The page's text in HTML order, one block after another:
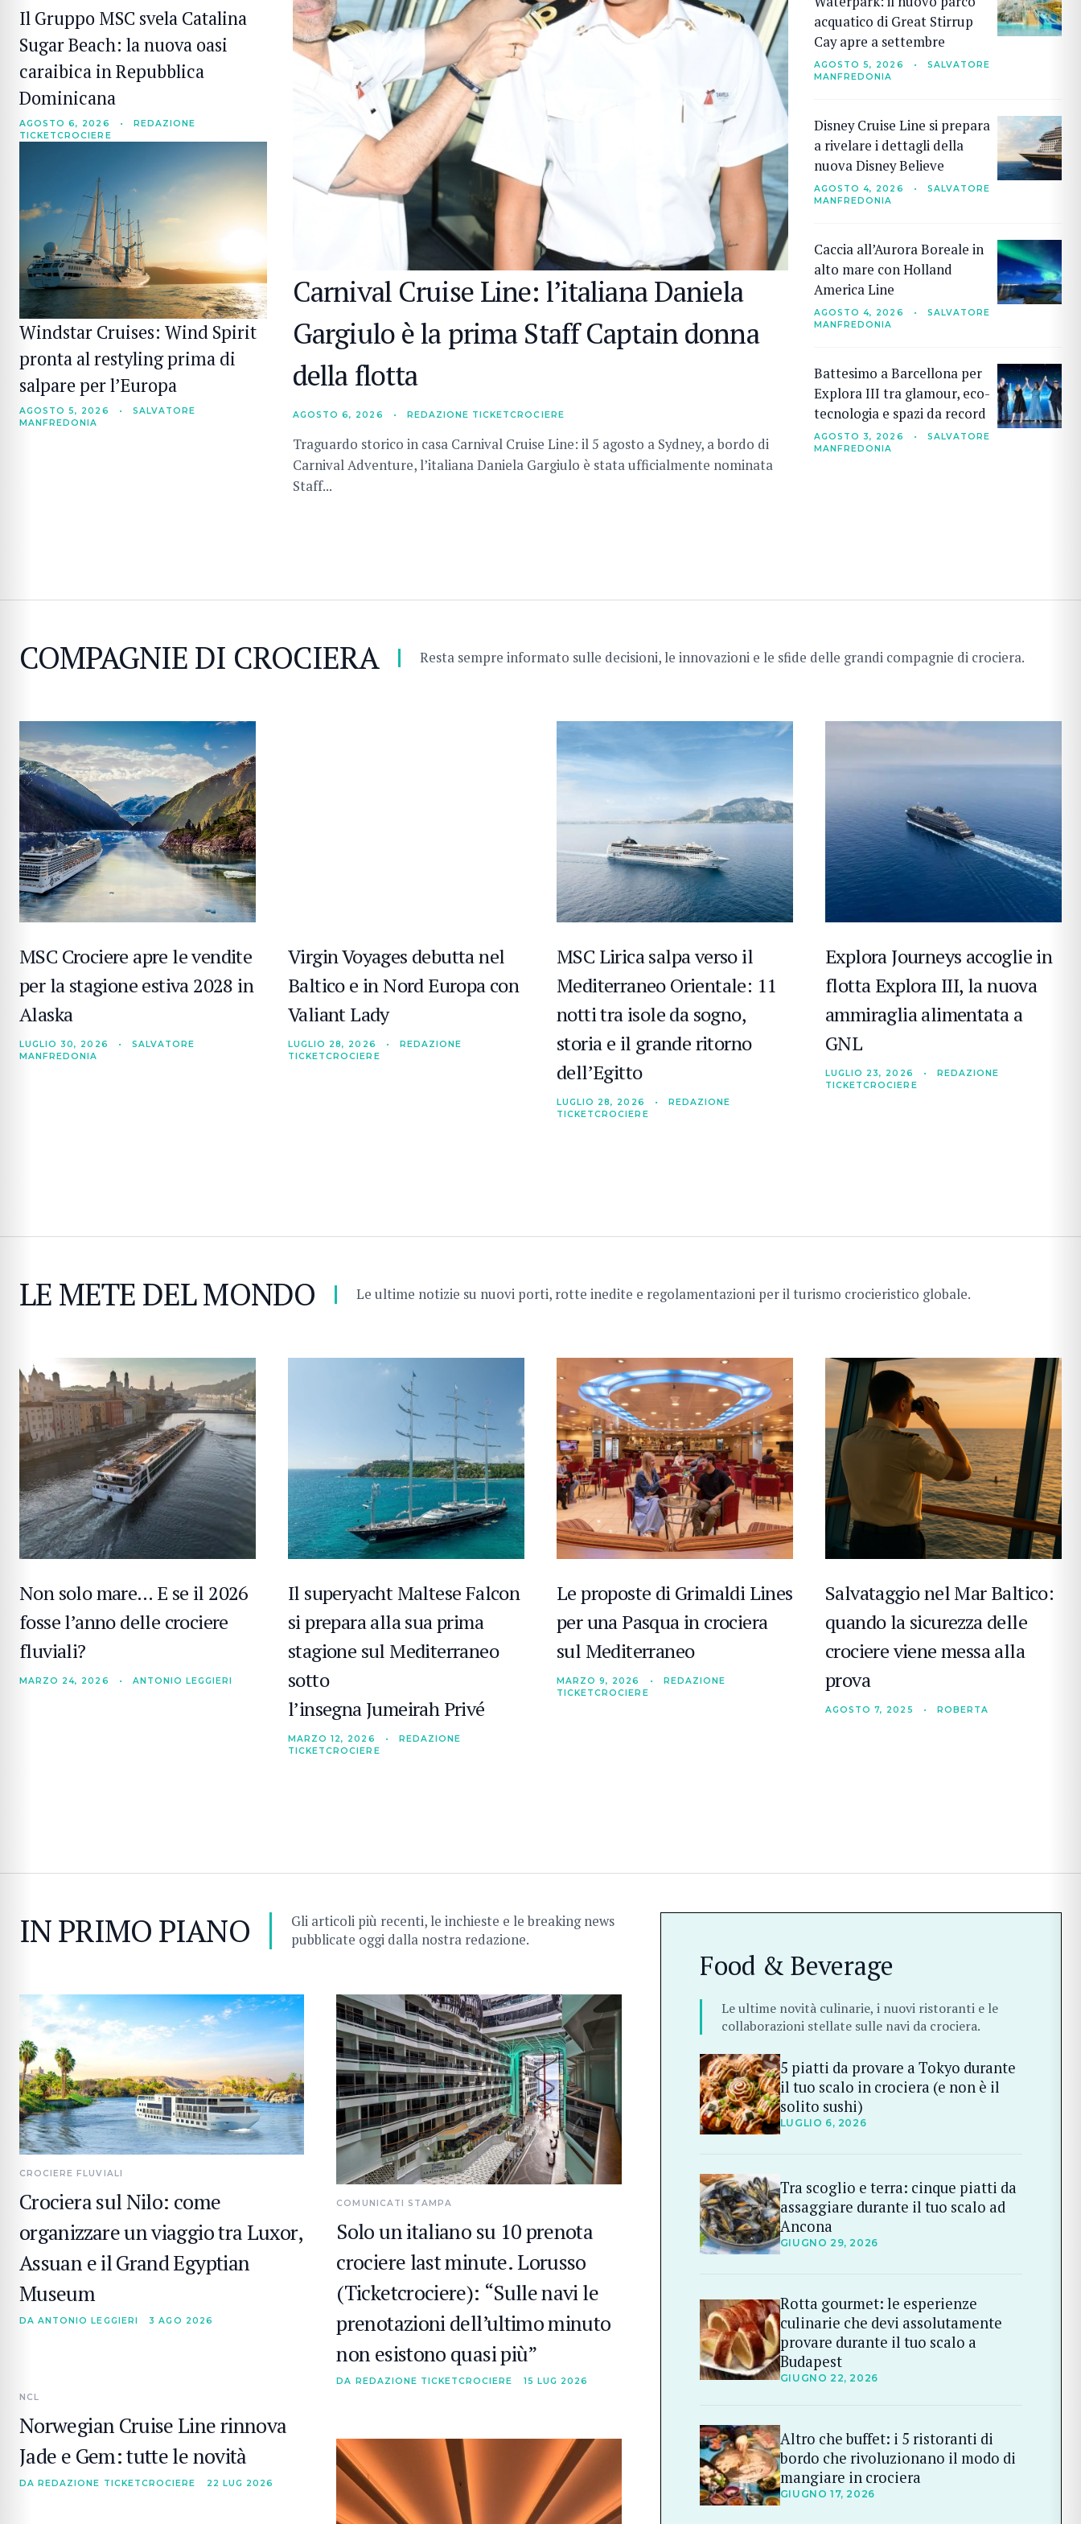
CERCA
Il Gruppo MSC svela Catalina
Sugar Beach: la nuova oasi
caraibica in Repubblica
Dominicana
AGOSTO 6, 2026 •
REDAZIONE
TICKETCROCIERE
Windstar Cruises: Wind Spirit
pronta al restyling prima di
salpare per l’Europa
AGOSTO 5, 2026 •
SALVATORE
MANFREDONIA
Carnival Cruise Line: l’italiana Daniela
Gargiulo è la prima Staff Captain donna
della flotta
AGOSTO 6, 2026 • REDAZIONE TICKETCROCIERE
Traguardo storico in casa Carnival Cruise Line: il 5 agosto a Sydney, a bordo di
Carnival Adventure, l’italiana Daniela Gargiulo è stata ufficialmente nominata
Staff...
acquatico di Great Stirrup
Cay apre a settembre
AGOSTO 5, 2026 •
SALVATORE
MANFREDONIA
Disney Cruise Line si prepara
a rivelare i dettagli della
nuova Disney Believe
AGOSTO 4, 2026 •
SALVATORE
MANFREDONIA
Caccia all’Aurora Boreale in
alto mare con Holland
America Line
AGOSTO 4, 2026 •
SALVATORE
MANFREDONIA
Battesimo a Barcellona per
Explora III tra glamour, eco-
tecnologia e spazi da record
AGOSTO 3, 2026 •
SALVATORE
MANFREDONIA
COMPAGNIE DI CROCIERA Resta sempre informato sulle decisioni, le innovazioni e le sfide delle grandi compagnie di crociera.
MSC Crociere apre le vendite
per la stagione estiva 2028 in
Alaska
LUGLIO 30, 2026 •
SALVATORE
MANFREDONIA
Virgin Voyages debutta nel
Baltico e in Nord Europa con
Valiant Lady
LUGLIO 28, 2026 •
REDAZIONE
TICKETCROCIERE
MSC Lirica salpa verso il
Mediterraneo Orientale: 11
notti tra isole da sogno,
storia e il grande ritorno
dell’Egitto
LUGLIO 28, 2026 •
REDAZIONE
TICKETCROCIERE
Explora Journeys accoglie in
flotta Explora III, la nuova
ammiraglia alimentata a
GNL
LUGLIO 23, 2026 •
REDAZIONE
TICKETCROCIERE
LE METE DEL MONDO Le ultime notizie su nuovi porti, rotte inedite e regolamentazioni per il turismo crocieristico globale.
Non solo mare… E se il 2026
fosse l’anno delle crociere
fluviali?
MARZO 24, 2026 • ANTONIO LEGGIERI
Il superyacht Maltese Falcon
si prepara alla sua prima
stagione sul Mediterraneo
sotto
l’insegna Jumeirah Privé
MARZO 12, 2026 •
REDAZIONE
TICKETCROCIERE
Le proposte di Grimaldi Lines
per una Pasqua in crociera
sul Mediterraneo
MARZO 9, 2026 •
REDAZIONE
TICKETCROCIERE
Salvataggio nel Mar Baltico:
quando la sicurezza delle
crociere viene messa alla
prova
AGOSTO 7, 2025 • ROBERTA
IN PRIMO PIANO
Gli articoli più recenti, le inchieste e le breaking news
pubblicate oggi dalla nostra redazione.
CROCIERE FLUVIALI
Crociera sul Nilo: come
organizzare un viaggio tra Luxor,
Assuan e il Grand Egyptian
Museum
DA ANTONIO LEGGIERI 3 AGO 2026
NCL
Norwegian Cruise Line rinnova
Jade e Gem: tutte le novità
DA REDAZIONE TICKETCROCIERE 22 LUG 2026
COMUNICATI STAMPA
Solo un italiano su 10 prenota
crociere last minute. Lorusso
(Ticketcrociere): “Sulle navi le
prenotazioni dell’ultimo minuto
non esistono quasi più”
DA REDAZIONE TICKETCROCIERE 15 LUG 2026
Food & Beverage
Le ultime novità culinarie, i nuovi ristoranti e le
collaborazioni stellate sulle navi da crociera.
5 piatti da provare a Tokyo durante
il tuo scalo in crociera (e non è il
solito sushi)
LUGLIO 6, 2026
Tra scoglio e terra: cinque piatti da
assaggiare durante il tuo scalo ad
Ancona
GIUGNO 29, 2026
Rotta gourmet: le esperienze
culinarie che devi assolutamente
provare durante il tuo scalo a
Budapest
GIUGNO 22, 2026
Altro che buffet: i 5 ristoranti di
bordo che rivoluzionano il modo di
mangiare in crociera
GIUGNO 17, 2026